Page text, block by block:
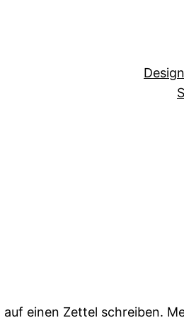
einen Zettel schreiben.